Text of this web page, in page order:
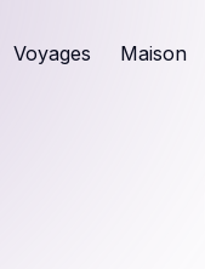
Voyages Maison